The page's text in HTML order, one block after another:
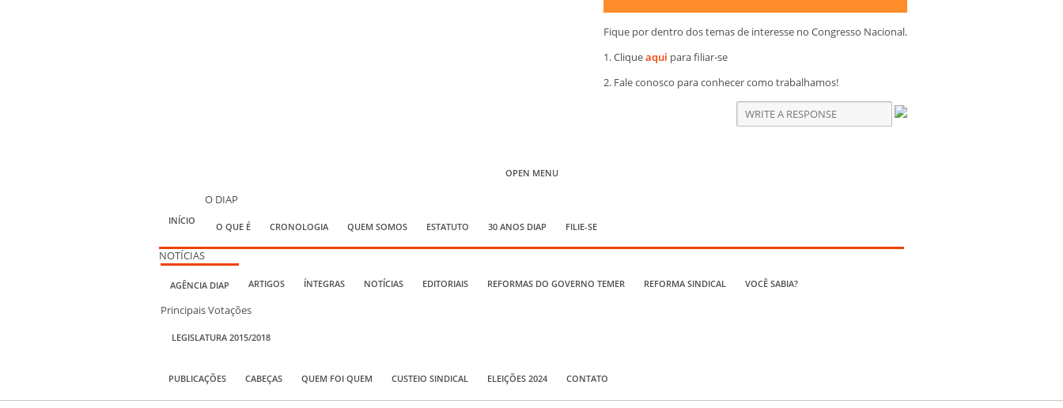
Fique por dentro dos temas de interesse no Congresso Nacional.
1. Cliqueaqui para filiar-se
2. Fale conosco para conhecer como trabalhamos!
OPEN MENU
INÍCIO
O DIAP
O QUE É CRONOLOGIA QUEM SOMOS ESTATUTO 30 ANOS DIAP FILIE-SE
NOTÍCIAS
AGÊNCIA DIAP ARTIGOS ÍNTEGRAS NOTÍCIAS EDITORIAIS REFORMAS DO GOVERNO TEMER REFORMA SINDICAL VOCÊ SABIA?
Principais Votações
LEGISLATURA 2015/2018
PUBLICAÇÕES CABEÇAS QUEM FOI QUEM CUSTEIO SINDICAL ELEIÇÕES 2024 CONTATO